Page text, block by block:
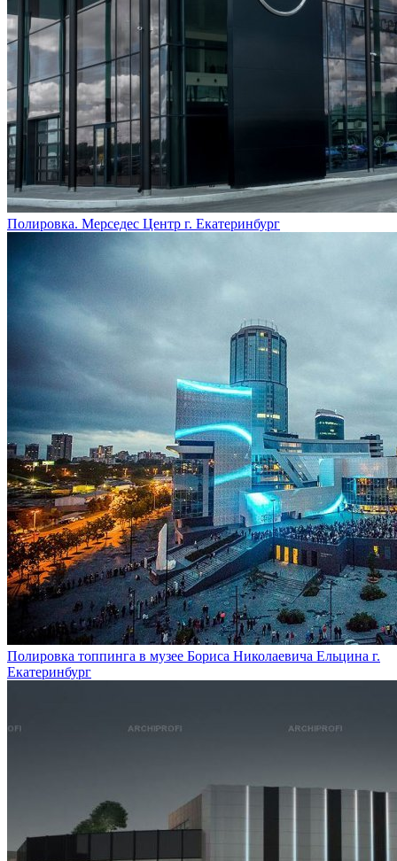
Полировка. Мерседес Центр г. Екатеринбург
Полировка топпинга в музее Бориса Николаевича Ельцина г.
Екатеринбург